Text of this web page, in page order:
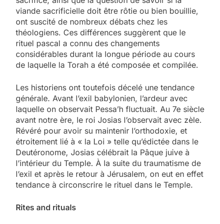
viande sacrificielle doit être rôtie ou bien bouillie,
ont suscité de nombreux débats chez les
théologiens. Ces différences suggèrent que le
rituel pascal a connu des changements
considérables durant la longue période au cours
de laquelle la Torah a été composée et compilée.
Les historiens ont toutefois décelé une tendance
générale. Avant l’exil babylonien, l’ardeur avec
laquelle on observait Pessa’h fluctuait. Au 7e siècle
avant notre ère, le roi Josias l’observait avec zèle.
Révéré pour avoir su maintenir l’orthodoxie, et
étroitement lié à « la Loi » telle qu’édictée dans le
Deutéronome, Josias célébrait la Pâque juive à
l’intérieur du Temple. À la suite du traumatisme de
l’exil et après le retour à Jérusalem, on eut en effet
tendance à circonscrire le rituel dans le Temple.
Rites and rituals